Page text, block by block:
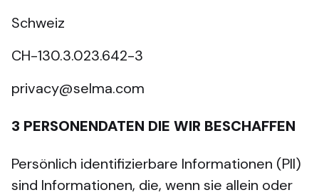
Schweiz
CH-130.3.023.642-3
privacy@selma.com
3 PERSONENDATEN DIE WIR BESCHAFFEN
Persönlich identifizierbare Informationen (PII)
sind Informationen, die, wenn sie allein oder